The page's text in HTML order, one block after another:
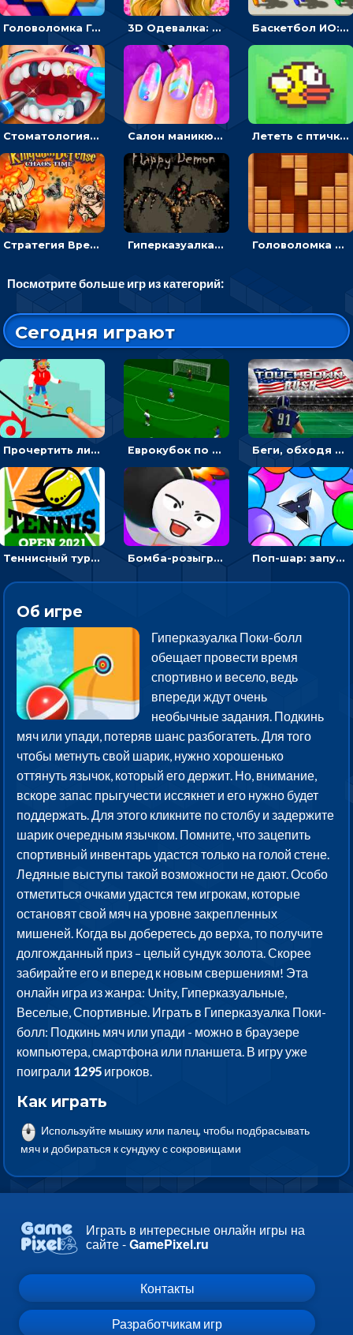
Головоломка Гекса-пазл: складывать цветные фигуры в соты, чтобы заполнить поле 3D Одевалка: создавать образ и получать оценку стилистов Баскетбол ИО: бросать мячик в плывущие кольца наперегонки с соперниками
Стоматология от Юнит: лечить и украшать зубы пациентов Салон маникюра для девочек: красить или рисовать на ногтях Лететь с птичкой и проскальзывать между трубами - гиперказуальная
Стратегия Время Хаоса: расставлять воинов или защищать королевство Гиперказуалка Полет демона: парить, чтобы освещать путь и собирать души Головоломка из деревянных блоков: разложить в линии, чтобы убрать
Посмотрите больше игр из категорий:
Сегодня играют
Прочертить линию, чтобы проехать на скейте, через преграды к финишу - для мальчиков Еврокубок по футболу 2021 в 3D: пасуй мяч и бей по воротам соперника Беги, обходя соперников и собирай бонусы - американский футбол
Теннисный турнир: подавать или отбивать шарик ракеткой Бомба-розыгрыш: передавай и беги – 3D гиперказуалка Поп-шар: запускать колючку, чтобы лопать воздушные шарики
Об игре
Гиперказуалка Поки-болл
обещает провести время
спортивно и весело, ведь
впереди ждут очень
необычные задания. Подкинь
мяч или упади, потеряв шанс разбогатеть. Для того
чтобы метнуть свой шарик, нужно хорошенько
оттянуть язычок, который его держит. Но, внимание,
вскоре запас прыгучести иссякнет и его нужно будет
поддержать. Для этого кликните по столбу и задержите
шарик очередным язычком. Помните, что зацепить
спортивный инвентарь удастся только на голой стене.
Ледяные выступы такой возможности не дают. Особо
отметиться очками удастся тем игрокам, которые
остановят свой мяч на уровне закрепленных
мишеней. Когда вы доберетесь до верха, то получите
долгожданный приз – целый сундук золота. Скорее
забирайте его и вперед к новым свершениям! Эта
онлайн игра из жанра: Unity, Гиперказуальные,
Веселые, Спортивные. Играть в Гиперказуалка Поки-
болл: Подкинь мяч или упади - можно в браузере
компьютера, смартфона или планшета. В игру уже
поиграли 1295 игроков.
Как играть
Используйте мышку или палец, чтобы подбрасывать
мяч и добираться к сундуку с сокровищами
Играть в интересные онлайн игры на
сайте -GamePixel.ru
Контакты
Разработчикам игр